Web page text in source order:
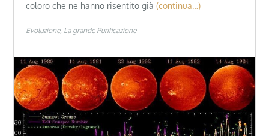
coloro che ne hanno risentito già (continua…)
Evoluzione La grande Purificazione